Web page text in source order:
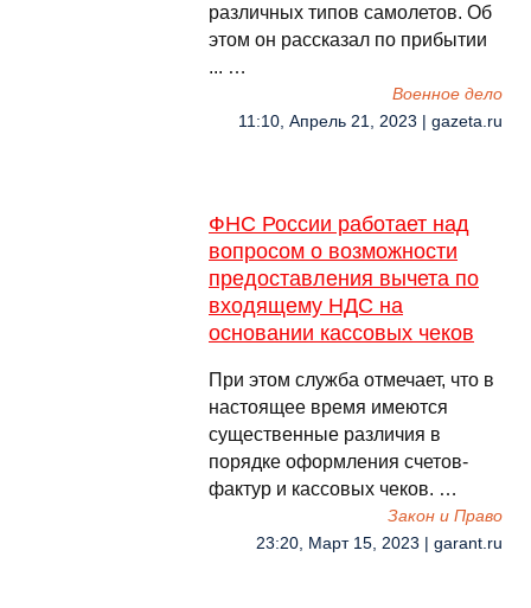
различных типов самолетов. Об
этом он рассказал по прибытии
... …
Военное дело
11:10, Апрель 21, 2023 | gazeta.ru
ФНС России работает над
вопросом о возможности
предоставления вычета по
входящему НДС на
основании кассовых чеков
При этом служба отмечает, что в
настоящее время имеются
существенные различия в
порядке оформления счетов-
фактур и кассовых чеков. …
Закон и Право
23:20, Март 15, 2023 | garant.ru